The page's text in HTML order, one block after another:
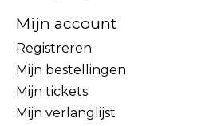
Mijn account
Registreren
Mijn bestellingen
Mijn tickets
Mijn verlanglijst